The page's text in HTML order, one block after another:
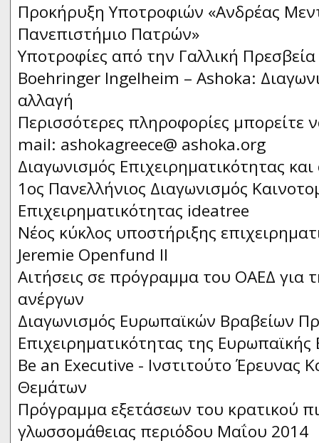
Προκήρυξη Υποτροφιών «Ανδρέας
Πανεπιστήμιο Πατρών»
Υποτροφίες από την Γαλλική Πρεσβεία
Boehringer Ingelheim – Ashoka:
αλλαγή
Περισσότερες πληροφορίες μπορείτε
mail: ashokagreece@ ashoka.org
Διαγωνισμός Επιχειρηματικότητας
1ος Πανελλήνιος Διαγωνισμός
Επιχειρηματικότητας ideatree
Νέος κύκλος υποστήριξης
Jeremie Openfund II
Αιτήσεις σε πρόγραμμα του ΟΑΕΔ για
ανέργων
Διαγωνισμός Ευρωπαϊκών Βραβείων
Επιχειρηματικότητας της
Be an Executive - Ινστιτούτο Έρευνας
Θεμάτων
Πρόγραμμα εξετάσεων του κρατικού
γλωσσομάθειας περιόδου Μαΐου 2014